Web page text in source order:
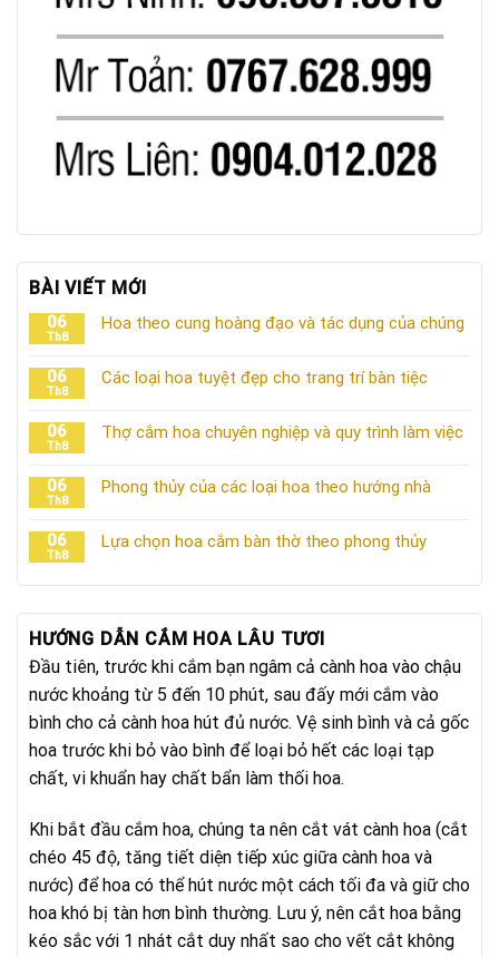
BÀI VIẾT MỚI
06
Th8
Hoa theo cung hoàng đạo và tác dụng của chúng
06
Th8
Các loại hoa tuyệt đẹp cho trang trí bàn tiệc
06
Th8
Thợ cắm hoa chuyên nghiệp và quy trình làm việc
06
Th8
Phong thủy của các loại hoa theo hướng nhà
06
Th8
Lựa chọn hoa cắm bàn thờ theo phong thủy
HƯỚNG DẪN CẮM HOA LÂU TƯƠI
Đầu tiên, trước khi cắm bạn ngâm cả cành hoa vào chậu
nước khoảng từ 5 đến 10 phút, sau đấy mới cắm vào
bình cho cả cành hoa hút đủ nước. Vệ sinh bình và cả gốc
hoa trước khi bỏ vào bình để loại bỏ hết các loại tạp
chất, vi khuẩn hay chất bẩn làm thối hoa.
Khi bắt đầu cắm hoa, chúng ta nên cắt vát cành hoa (cắt
chéo 45 độ, tăng tiết diện tiếp xúc giữa cành hoa và
nước) để hoa có thể hút nước một cách tối đa và giữ cho
hoa khó bị tàn hơn bình thường. Lưu ý, nên cắt hoa bằng
kéo sắc với 1 nhát cắt duy nhất sao cho vết cắt không